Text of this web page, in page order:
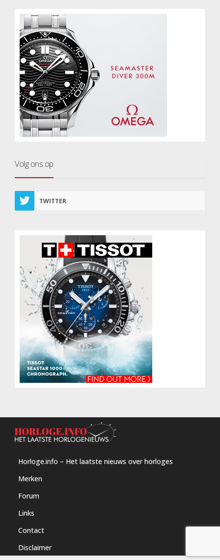
Volg ons op
TWITTER
Horloge.info – Het laatste nieuws over horloges
Merken
Forum
Links
Contact
Disclaimer